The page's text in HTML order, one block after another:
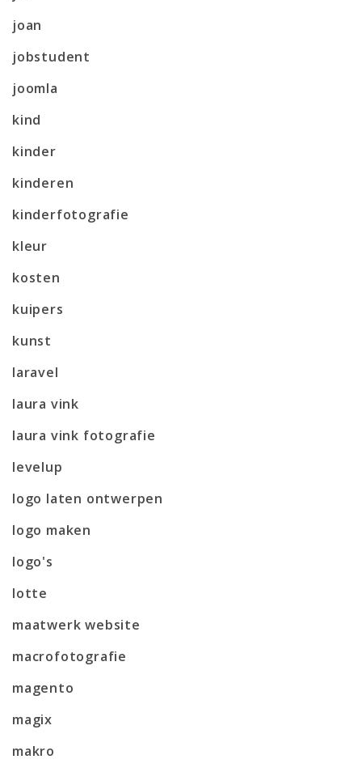
joan
jobstudent
joomla
kind
kinder
kinderen
kinderfotografie
kleur
kosten
kuipers
kunst
laravel
laura vink
laura vink fotografie
levelup
logo laten ontwerpen
logo maken
logo's
lotte
maatwerk website
macrofotografie
magento
magix
makro